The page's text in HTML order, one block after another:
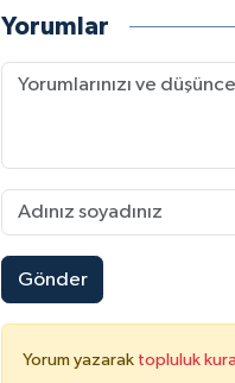
Yorumlar
Gönder
Yorum yazarak topluluk